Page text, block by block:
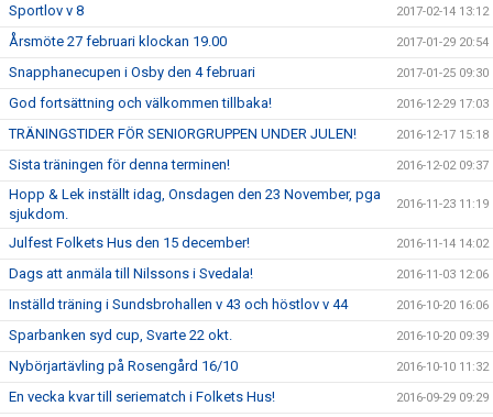
Sportlov v 8 2017-02-14 13:12
Årsmöte 27 februari klockan 19.00 2017-01-29 20:54
Snapphanecupen i Osby den 4 februari 2017-01-25 09:30
God fortsättning och välkommen tillbaka! 2016-12-29 17:03
TRÄNINGSTIDER FÖR SENIORGRUPPEN UNDER JULEN! 2016-12-17 15:18
Sista träningen för denna terminen! 2016-12-02 09:37
Hopp & Lek inställt idag, Onsdagen den 23 November, pga
sjukdom.
2016-11-23 11:19
Julfest Folkets Hus den 15 december! 2016-11-14 14:02
Dags att anmäla till Nilssons i Svedala! 2016-11-03 12:06
Inställd träning i Sundsbrohallen v 43 och höstlov v 44 2016-10-20 16:06
Sparbanken syd cup, Svarte 22 okt. 2016-10-20 09:39
Nybörjartävling på Rosengård 16/10 2016-10-10 11:32
En vecka kvar till seriematch i Folkets Hus! 2016-09-29 09:29